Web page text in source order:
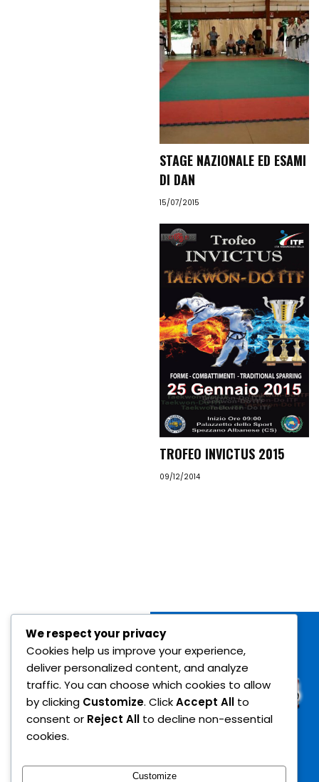
STAGE NAZIONALE ED ESAMI
DI DAN
15/07/2015
TROFEO INVICTUS 2015
09/12/2014
We respect your privacy
Cookies help us improve your experience,
deliver personalized content, and analyze
traffic. You can choose which cookies to allow
by clicking Customize. ClickAccept All to
consent or Reject All to decline non-essential
cookies.
Customize